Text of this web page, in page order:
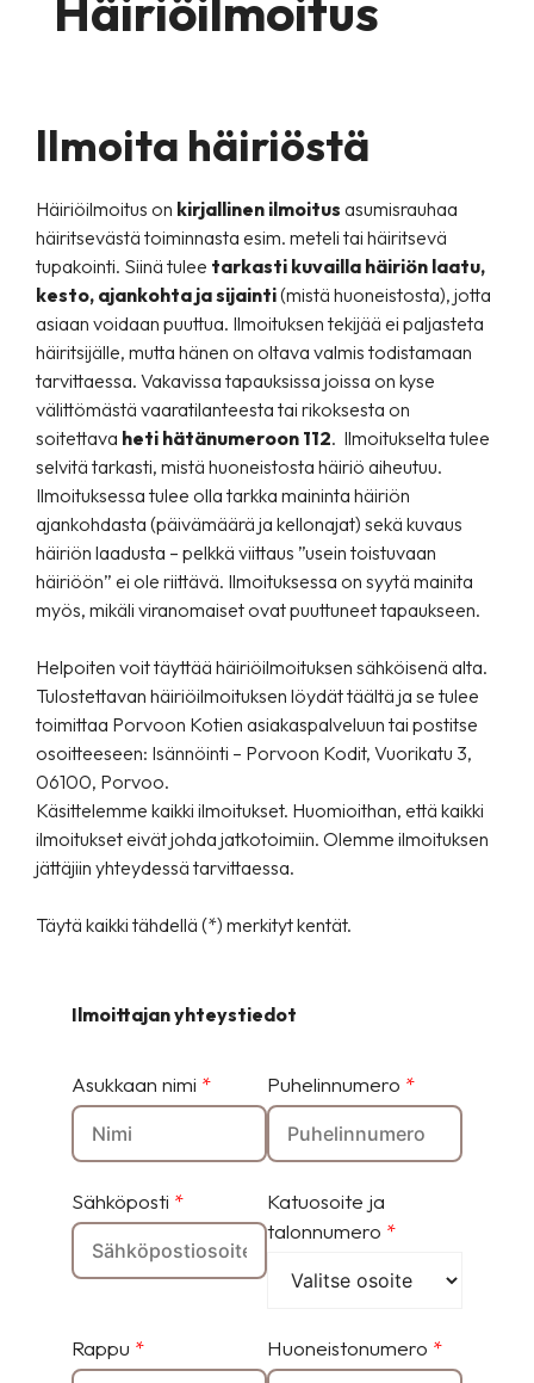
Ilmoita häiriöstä
Häiriöilmoitus on kirjallinen ilmoitus asumisrauhaa
häiritsevästä toiminnasta esim. meteli tai häiritsevä
tupakointi. Siinä tulee tarkasti kuvailla häiriön laatu,
kesto, ajankohta ja sijainti(mistä huoneistosta), jotta
asiaan voidaan puuttua. Ilmoituksen tekijää ei paljasteta
häiritsijälle, mutta hänen on oltava valmis todistamaan
tarvittaessa. Vakavissa tapauksissa joissa on kyse
välittömästä vaaratilanteesta tai rikoksesta on
soitettava heti hätänumeroon 112. Ilmoitukselta tulee
selvitä tarkasti, mistä huoneistosta häiriö aiheutuu.
Ilmoituksessa tulee olla tarkka maininta häiriön
ajankohdasta (päivämäärä ja kellonajat) sekä kuvaus
häiriön laadusta – pelkkä viittaus ”usein toistuvaan
häiriöön” ei ole riittävä. Ilmoituksessa on syytä mainita
myös, mikäli viranomaiset ovat puuttuneet tapaukseen.
Helpoiten voit täyttää häiriöilmoituksen sähköisenä alta.
Tulostettavan häiriöilmoituksen löydät täältä ja se tulee
toimittaa Porvoon Kotien asiakaspalveluun tai postitse
osoitteeseen: Isännöinti – Porvoon Kodit, Vuorikatu 3,
06100, Porvoo.
Käsittelemme kaikki ilmoitukset. Huomioithan, että kaikki
ilmoitukset eivät johda jatkotoimiin. Olemme ilmoituksen
jättäjiin yhteydessä tarvittaessa.
Täytä kaikki tähdellä (*) merkityt kentät.
Ilmoittajan yhteystiedot
Asukkaan nimi * Puhelinnumero *
Sähköposti *
Katuosoite ja
talonnumero *
Rappu * Huoneistonumero *